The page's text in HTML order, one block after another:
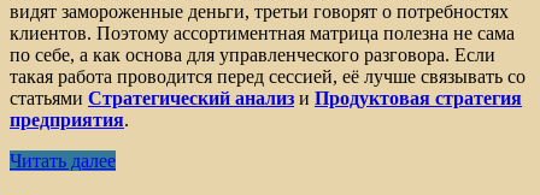
видят замороженные деньги, третьи говорят о потребностях
клиентов. Поэтому ассортиментная матрица полезна не сама
по себе, а как основа для управленческого разговора. Если
такая работа проводится перед сессией, её лучше связывать со
статьями Стратегический анализ и Продуктовая стратегия
предприятия.
Читать далее